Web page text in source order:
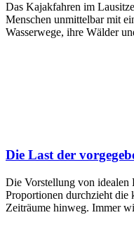
Das Kajakfahren im
Menschen unmittelbar mit
Wasserwege, ihre Wälder
Die Last der
Die Vorstellung von idealen
Proportionen durchzieht die
Zeiträume hinweg. Immer